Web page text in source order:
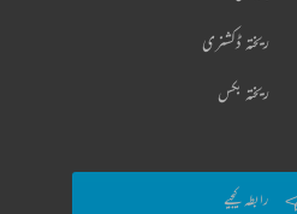
ریختہ ڈکشنری
ریختہ بکس
رابطہ کیجیے